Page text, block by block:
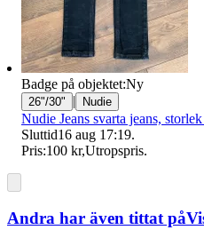
Badge på objektet:Ny
26"/30" | Nudie
Nudie Jeans svarta jeans,
Sluttid16 aug 17:19.
Pris:100 kr,Utropspris.
Andra har även tittat på